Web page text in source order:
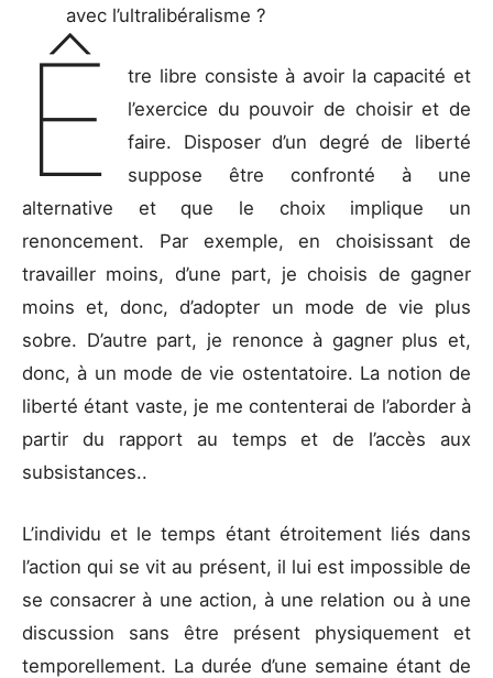
avec l’ultralibéralisme ?
Ê
tre libre consiste à avoir la capacité et
l’exercice du pouvoir de choisir et de
faire. Disposer d’un degré de liberté
suppose être confronté à une
alternative et que le choix implique un
renoncement. Par exemple, en choisissant de
travailler moins, d’une part, je choisis de gagner
moins et, donc, d’adopter un mode de vie plus
sobre. D’autre part, je renonce à gagner plus et,
donc, à un mode de vie ostentatoire. La notion de
liberté étant vaste, je me contenterai de l’aborder à
partir du rapport au temps et de l’accès aux
subsistances..
L’individu et le temps étant étroitement liés dans
l’action qui se vit au présent, il lui est impossible de
se consacrer à une action, à une relation ou à une
discussion sans être présent physiquement et
temporellement. La durée d’une semaine étant de